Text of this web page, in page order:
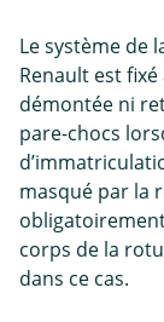
Le système de
Renault est
démontée ni
pare-chocs
masqué par la
corps de la
dans ce cas.